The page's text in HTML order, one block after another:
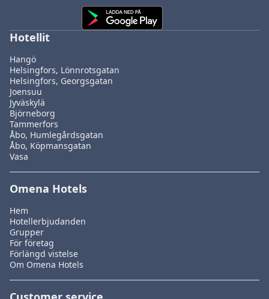
Hotellit
Hangö
Helsingfors, Lönnrotsgatan
Helsingfors, Georgsgatan
Joensuu
Jyväskylä
Björneborg
Tammerfors
Åbo, Humlegårdsgatan
Åbo, Köpmansgatan
Vasa
Omena Hotels
Hem
Hotellerbjudanden
Grupper
För företag
Förlängd vistelse
Om Omena Hotels